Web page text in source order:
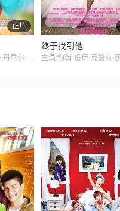
正片
主演:凯瑟琳·贝纳尔多,丹尼尔·帕迪亚
终于找到他